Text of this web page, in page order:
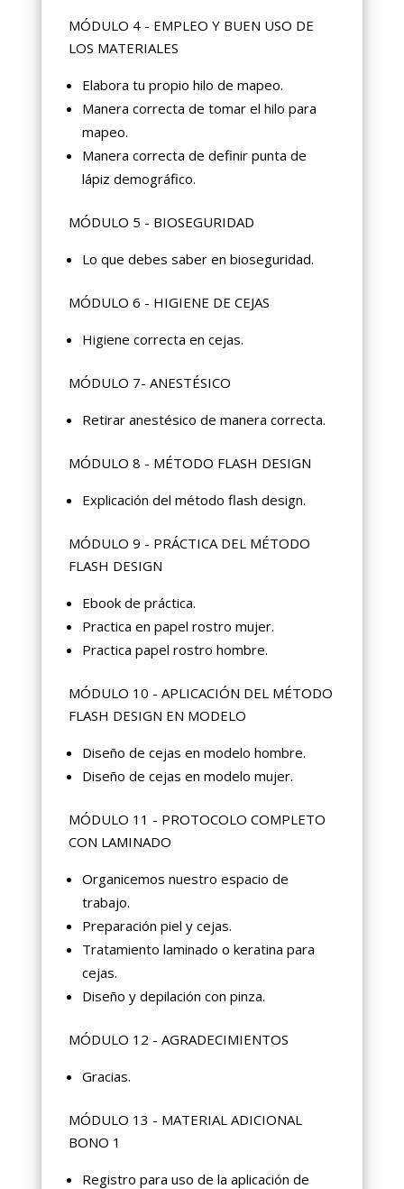
MÓDULO 4 - EMPLEO Y BUEN USO DE
LOS MATERIALES
Elabora tu propio hilo de mapeo.
Manera correcta de tomar el hilo para
mapeo.
Manera correcta de definir punta de
lápiz demográfico.
MÓDULO 5 - BIOSEGURIDAD
Lo que debes saber en bioseguridad.
MÓDULO 6 - HIGIENE DE CEJAS
Higiene correcta en cejas.
MÓDULO 7- ANESTÉSICO
Retirar anestésico de manera correcta.
MÓDULO 8 - MÉTODO FLASH DESIGN
Explicación del método flash design.
MÓDULO 9 - PRÁCTICA DEL MÉTODO
FLASH DESIGN
Ebook de práctica.
Practica en papel rostro mujer.
Practica papel rostro hombre.
MÓDULO 10 - APLICACIÓN DEL MÉTODO
FLASH DESIGN EN MODELO
Diseño de cejas en modelo hombre.
Diseño de cejas en modelo mujer.
MÓDULO 11 - PROTOCOLO COMPLETO
CON LAMINADO
Organicemos nuestro espacio de
trabajo.
Preparación piel y cejas.
Tratamiento laminado o keratina para
cejas.
Diseño y depilación con pinza.
MÓDULO 12 - AGRADECIMIENTOS
Gracias.
MÓDULO 13 - MATERIAL ADICIONAL
BONO 1
Registro para uso de la aplicación de